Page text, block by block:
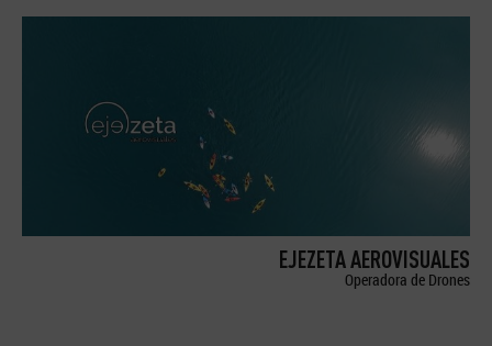
EJEZETA AEROVISUALES
Operadora de Drones